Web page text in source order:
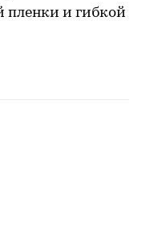
пленки и гибкой